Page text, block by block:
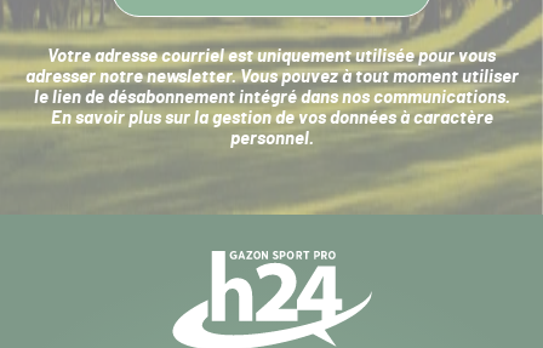
Votre adresse courriel est uniquement utilisée pour vous
adresser notre newsletter. Vous pouvez à tout moment utiliser
le lien de désabonnement intégré dans nos communications.
En savoir plus sur la gestion de vos données à caractère
personnel.